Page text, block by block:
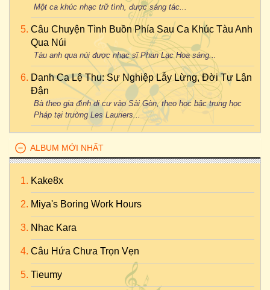
Một ca khúc nhạc trữ tình, được sáng tác...
Câu Chuyện Tình Buồn Phía Sau Ca Khúc Tàu Anh
Qua Núi
Tàu anh qua núi được nhạc sĩ Phan Lạc Hoa sáng...
Danh Ca Lệ Thu: Sự Nghiệp Lẫy Lừng, Đời Tư Lận
Đận
Bà theo gia đình di cư vào Sài Gòn, theo học bậc trung học
Pháp tại trường Les Lauriers...
ALBUM MỚI NHẤT
Kake8x
Miya's Boring Work Hours
Nhac Kara
Câu Hứa Chưa Trọn Vẹn
Tieumy